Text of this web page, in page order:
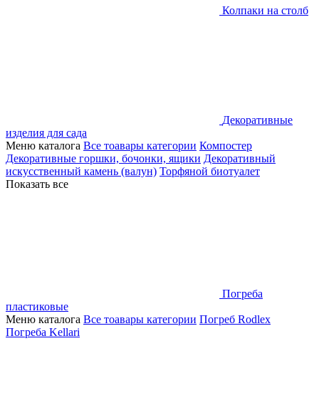
Колпаки на столб
Декоративные
изделия для сада
Меню каталога Все тоавары категории Компостер
Декоративные горшки, бочонки, ящики Декоративный
искусственный камень (валун) Торфяной биотуалет
Показать все
Погреба
пластиковые
Меню каталога Все тоавары категории Погреб Rodlex
Погреба Kellari